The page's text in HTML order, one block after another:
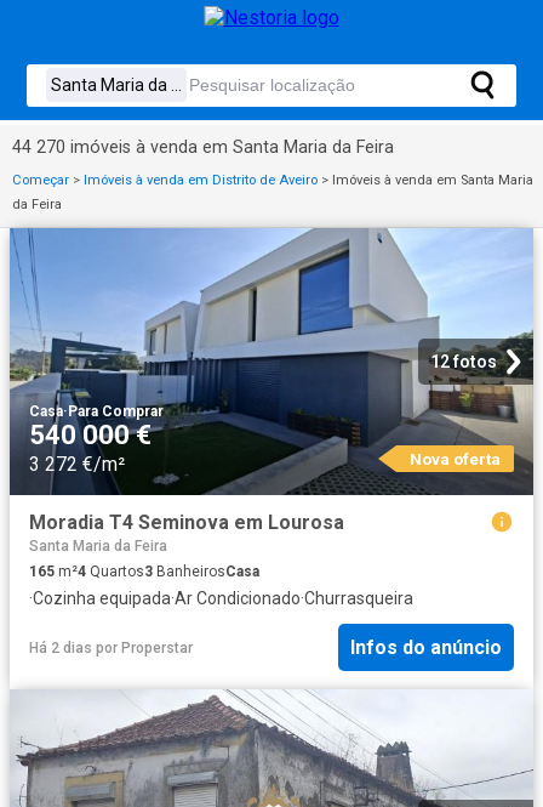
44 270 imóveis à venda em Santa Maria da Feira
Começar > Imóveis à venda em Distrito de Aveiro > Imóveis à venda em Santa Maria
da Feira
12 fotos
Casa· Para Comprar
540 000 €
3 272 €/m² Nova oferta
Moradia T4 Seminova em Lourosa
Santa Maria da Feira
165 m²4 Quartos3 BanheirosCasa
·Cozinha equipada·Ar Condicionado·Churrasqueira
Há 2 dias por Properstar Infos do anúncio